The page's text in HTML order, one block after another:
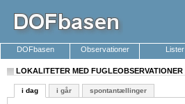
DOFbasen Observationer Lister
LOKALITETER MED FUGLEOBSERVATIONER
i dag i går spontantællinger